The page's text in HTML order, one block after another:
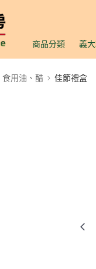
商品分類 義
食用油、醋 佳節禮盒